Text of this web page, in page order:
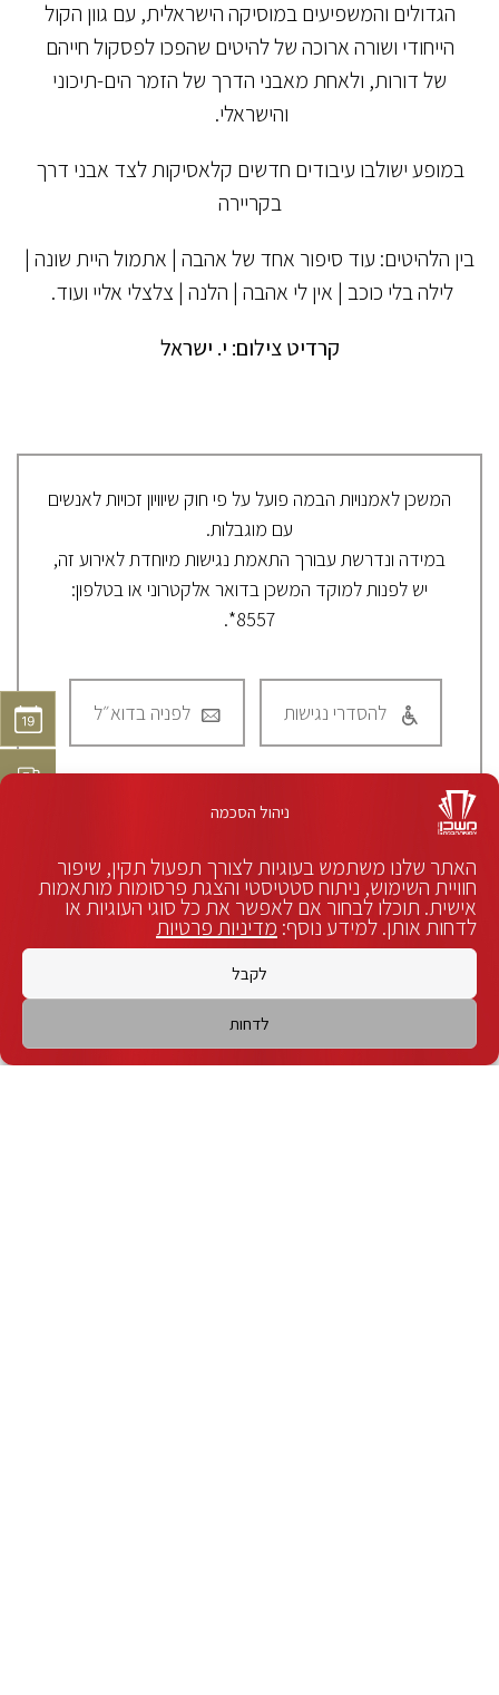
ניהול הסכמה
האתר שלנו משתמש בעוגיות לצורך תפעול תקין, שיפור
חוויית השימוש, ניתוח סטטיסטי והצגת פרסומות מותאמות
אישית. תוכלו לבחור אם לאפשר את כל סוגי העוגיות או
לדחות אותן. למידע נוסף: מדיניות פרטיות
לקבל
לדחות
הגדולים והמשפיעים במוסיקה הישראלית, עם גוון הקול
הייחודי ושורה ארוכה של להיטים שהפכו לפסקול חייהם
של דורות, ולאחת מאבני הדרך של הזמר הים-תיכוני
והישראלי.
במופע ישולבו עיבודים חדשים קלאסיקות לצד אבני דרך
בקריירה
בין הלהיטים: עוד סיפור אחד של אהבה | אתמול היית שונה |
לילה בלי כוכב | אין לי אהבה | הלנה | צלצלי אליי ועוד.
קרדיט צילום: י. ישראל
המשכן לאמנויות הבמה פועל על פי חוק שיוויון זכויות לאנשים
עם מוגבלות.
במידה ונדרשת עבורך התאמת נגישות מיוחדת לאירוע זה,
יש לפנות למוקד המשכן בדואר אלקטרוני או בטלפון:
8557*.
להסדרי נגישות לפניה בדוא״ל